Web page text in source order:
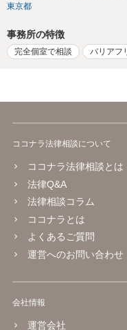
東京都
事務所の特徴
完全個室で相談 バリアフ
ココナラ法律相談について
ココナラ法律相談とは
法律Q&A
法律相談コラム
ココナラとは
よくあるご質問
運営へのお問い合わせ
会社情報
運営会社